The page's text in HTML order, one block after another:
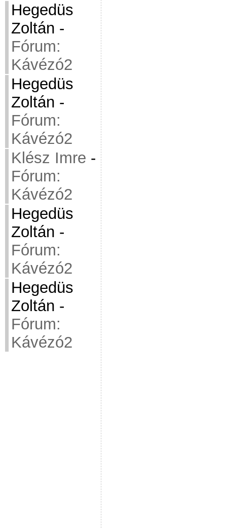
Hegedüs
Zoltán -
Fórum:
Kávézó2
Hegedüs
Zoltán -
Fórum:
Kávézó2
Klész Imre -
Fórum:
Kávézó2
Hegedüs
Zoltán -
Fórum:
Kávézó2
Hegedüs
Zoltán -
Fórum:
Kávézó2